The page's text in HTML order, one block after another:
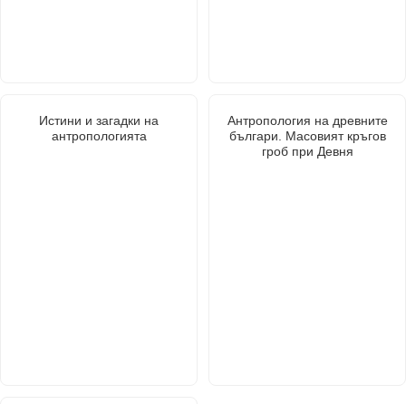
Истини и загадки на
антропологията
Антропология на древните
българи. Масовият кръгов
гроб при Девня